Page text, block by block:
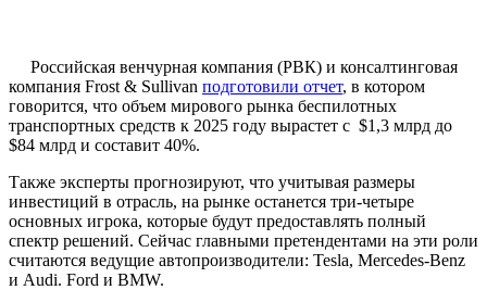
Российская венчурная компания (РВК) и консалтинговая
компания Frost & Sullivan подготовили отчет, в котором
говорится, что объем мирового рынка беспилотных
транспортных средств к 2025 году вырастет с $1,3 млрд до
$84 млрд и составит 40%.
Также эксперты прогнозируют, что учитывая размеры
инвестиций в отрасль, на рынке останется три-четыре
основных игрока, которые будут предоставлять полный
спектр решений. Сейчас главными претендентами на эти роли
считаются ведущие автопроизводители: Tesla, Mercedes-Benz
и Audi. Ford и BMW.